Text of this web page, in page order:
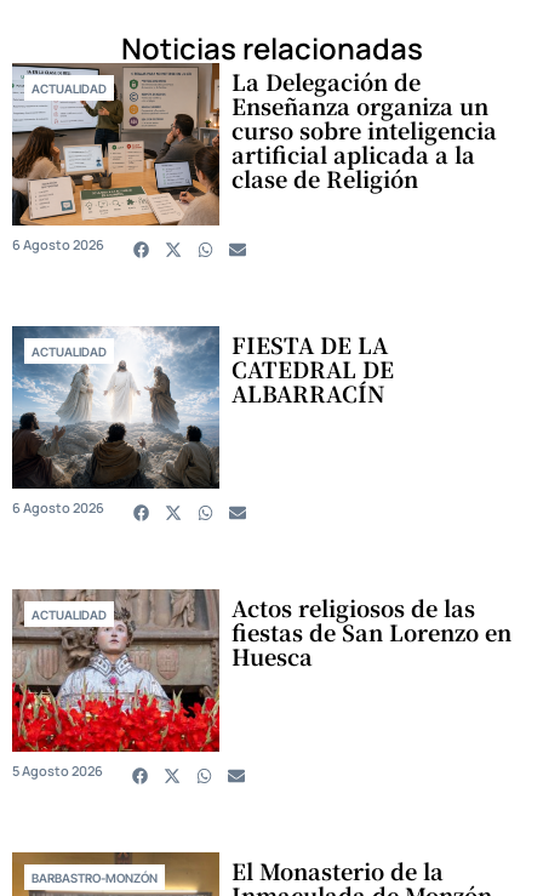
Noticias relacionadas
ACTUALIDAD La Delegación de
Enseñanza organiza un
curso sobre inteligencia
artificial aplicada a la
clase de Religión
6 Agosto 2026
ACTUALIDAD FIESTA DE LA
CATEDRAL DE
ALBARRACÍN
6 Agosto 2026
ACTUALIDAD Actos religiosos de las
fiestas de San Lorenzo en
Huesca
5 Agosto 2026
BARBASTRO-MONZÓN El Monasterio de la